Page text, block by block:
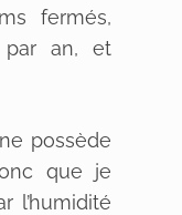
fermés,
par an, et
possède
que je
l’humidité